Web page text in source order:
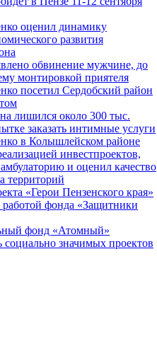
оценил динамику
развития
обвинение мужчине, до
монтировкой приятеля
посетил Сердобский район
лишился около 300 тыс.
заказать интимные услуги
в Колышлейском районе
инвестпроектов,
и оценил качество
территорий
«Герои Пензенского края»
работой фонда «Защитники
фонд «Атомный»
социально значимых проектов